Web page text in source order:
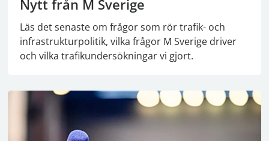
Nytt från M Sverige
Läs det senaste om frågor som rör trafik- och
infrastrukturpolitik, vilka frågor M Sverige driver
och vilka trafikundersökningar vi gjort.